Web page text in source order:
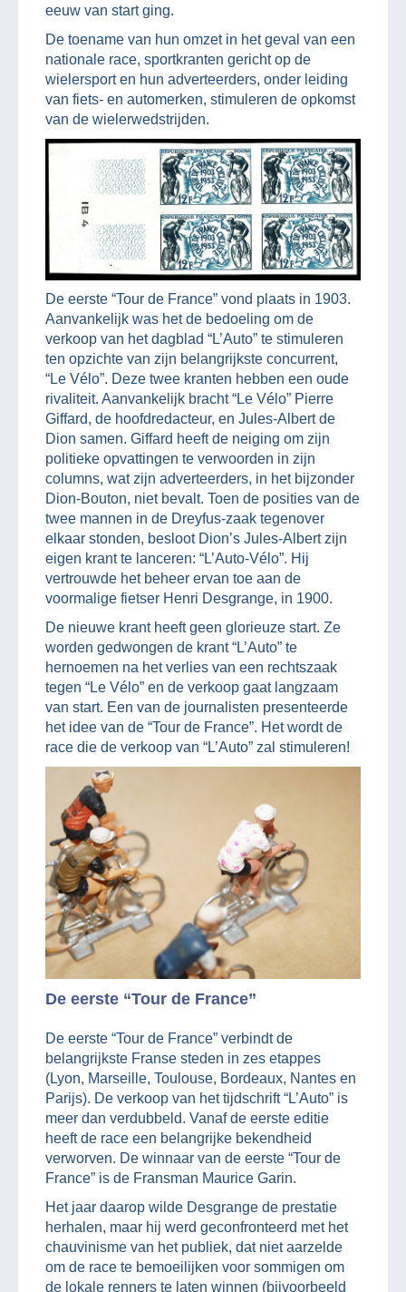
eeuw van start ging.
De toename van hun omzet in het geval van een
nationale race, sportkranten gericht op de
wielersport en hun adverteerders, onder leiding
van fiets- en automerken, stimuleren de opkomst
van de wielerwedstrijden.
De eerste “Tour de France” vond plaats in 1903.
Aanvankelijk was het de bedoeling om de
verkoop van het dagblad “L’Auto” te stimuleren
ten opzichte van zijn belangrijkste concurrent,
“Le Vélo”. Deze twee kranten hebben een oude
rivaliteit. Aanvankelijk bracht “Le Vélo” Pierre
Giffard, de hoofdredacteur, en Jules-Albert de
Dion samen. Giffard heeft de neiging om zijn
politieke opvattingen te verwoorden in zijn
columns, wat zijn adverteerders, in het bijzonder
Dion-Bouton, niet bevalt. Toen de posities van de
twee mannen in de Dreyfus-zaak tegenover
elkaar stonden, besloot Dion’s Jules-Albert zijn
eigen krant te lanceren: “L’Auto-Vélo”. Hij
vertrouwde het beheer ervan toe aan de
voormalige fietser Henri Desgrange, in 1900.
De nieuwe krant heeft geen glorieuze start. Ze
worden gedwongen de krant “L’Auto” te
hernoemen na het verlies van een rechtszaak
tegen “Le Vélo” en de verkoop gaat langzaam
van start. Een van de journalisten presenteerde
het idee van de “Tour de France”. Het wordt de
race die de verkoop van “L’Auto” zal stimuleren!
De eerste “Tour de France”
De eerste “Tour de France” verbindt de
belangrijkste Franse steden in zes etappes
(Lyon, Marseille, Toulouse, Bordeaux, Nantes en
Parijs). De verkoop van het tijdschrift “L’Auto” is
meer dan verdubbeld. Vanaf de eerste editie
heeft de race een belangrijke bekendheid
verworven. De winnaar van de eerste “Tour de
France” is de Fransman Maurice Garin.
Het jaar daarop wilde Desgrange de prestatie
herhalen, maar hij werd geconfronteerd met het
chauvinisme van het publiek, dat niet aarzelde
om de race te bemoeilijken voor sommigen om
de lokale renners te laten winnen (bijvoorbeeld